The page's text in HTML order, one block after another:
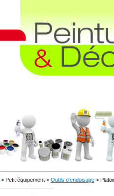
> Petit équipement > Outils d'enduisage >